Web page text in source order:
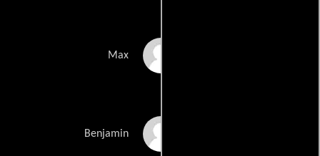
Max
Benjamin